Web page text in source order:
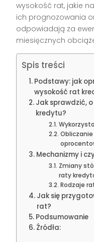
wysokość rat, jakie
ich prognozowania
odpowiadają za
miesięcznych
Spis treści
Podstawy: jak
wysokość rat
Jak sprawdzić,
kredytu?
Mechanizmy i
Zmiany
raty
Rodzaje
Jak się
rat?
Podsumowanie
Źródła: